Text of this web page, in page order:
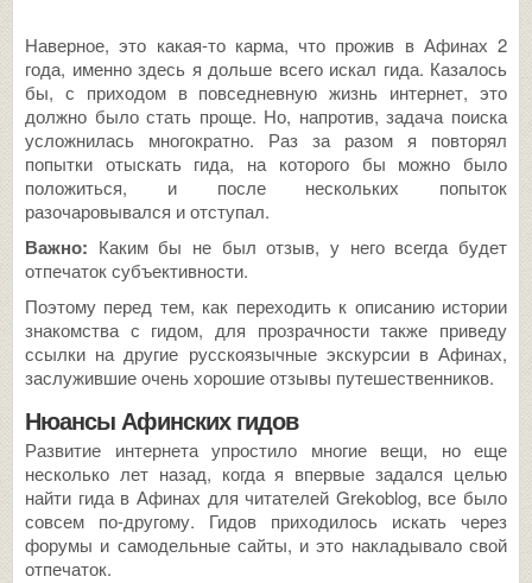
Наверное, это какая-то карма, что прожив в Афинах 2
года, именно здесь я дольше всего искал гида. Казалось
бы, с приходом в повседневную жизнь интернет, это
должно было стать проще. Но, напротив, задача поиска
усложнилась многократно. Раз за разом я повторял
попытки отыскать гида, на которого бы можно было
положиться, и после нескольких попыток
разочаровывался и отступал.
Важно: Каким бы не был отзыв, у него всегда будет
отпечаток субъективности.
Поэтому перед тем, как переходить к описанию истории
знакомства с гидом, для прозрачности также приведу
ссылки на другие русскоязычные экскурсии в Афинах,
заслужившие очень хорошие отзывы путешественников.
Нюансы Афинских гидов
Развитие интернета упростило многие вещи, но еще
несколько лет назад, когда я впервые задался целью
найти гида в Афинах для читателей Grekoblog, все было
совсем по-другому. Гидов приходилось искать через
форумы и самодельные сайты, и это накладывало свой
отпечаток.